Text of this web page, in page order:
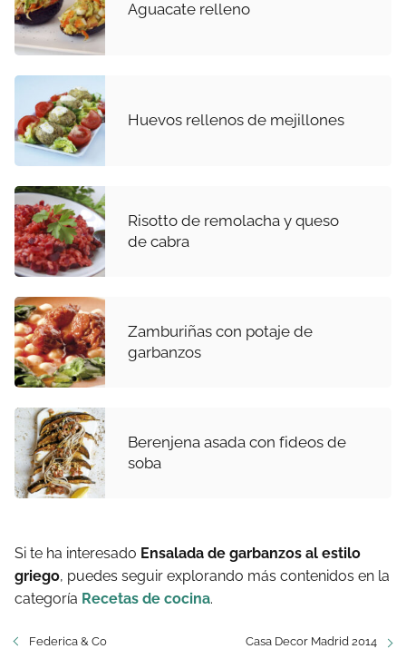
Aguacate relleno
Huevos rellenos de mejillones
Risotto de remolacha y queso
de cabra
Zamburiñas con potaje de
garbanzos
Berenjena asada con fideos de
soba
Si te ha interesado Ensalada de garbanzos al estilo
griego, puedes seguir explorando más contenidos en la
categoría Recetas de cocina.
Federica & Co Casa Decor Madrid 2014